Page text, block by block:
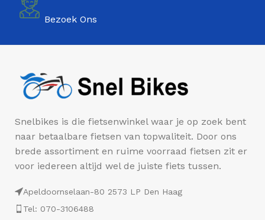
Bezoek Ons
Snelbikes is die fietsenwinkel waar je op zoek bent
naar betaalbare fietsen van topwaliteit. Door ons
brede assortiment en ruime voorraad fietsen zit er
voor iedereen altijd wel de juiste fiets tussen.
Apeldoornselaan-80 2573 LP Den Haag
Tel: 070-3106488